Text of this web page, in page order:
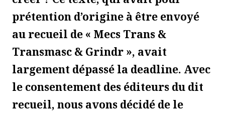
prétention d’origine à être envoyé
au recueil de « Mecs Trans &
Transmasc & Grindr », avait
largement dépassé la deadline. Avec
le consentement des éditeurs du dit
recueil, nous avons décidé de le